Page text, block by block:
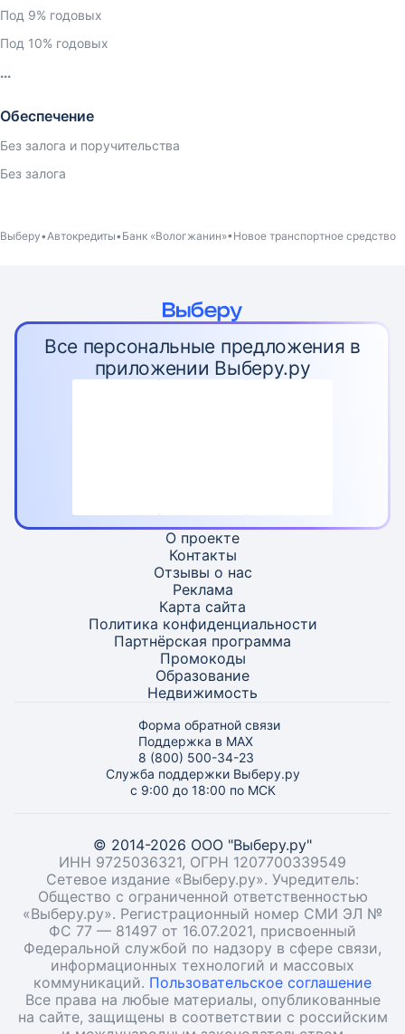
Под 9% годовых
Под 10% годовых
Обеспечение
Без залога и поручительства
Без залога
Выберу Автокредиты Банк «Вологжанин» Новое транспортное средство
Все персональные предложения в
приложении Выберу.ру
О проекте
Контакты
Отзывы о нас
Реклама
Карта сайта
Политика конфиденциальности
Партнёрская программа
Промокоды
Образование
Недвижимость
Форма обратной связи
Поддержка в MAX
8 (800) 500-34-23
Служба поддержки Выберу.ру
с 9:00 до 18:00 по МСК
© 2014-2026 ООО "Выберу.ру"
ИНН 9725036321, ОГРН 1207700339549
Сетевое издание «Выберу.ру». Учредитель:
Общество с ограниченной ответственностью
«Выберу.ру». Регистрационный номер СМИ ЭЛ №
ФС 77 — 81497 от 16.07.2021, присвоенный
Федеральной службой по надзору в сфере связи,
информационных технологий и массовых
коммуникаций. Пользовательское соглашение
Все права на любые материалы, опубликованные
на сайте, защищены в соответствии с российским